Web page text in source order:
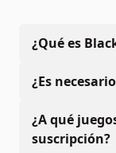
¿Qué es
¿Es
¿A qué
suscripción?